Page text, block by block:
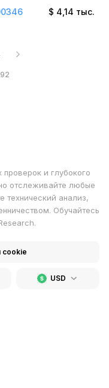
$ 4,14 тыс.
проверок и глубокого
отслеживайте любые
технический анализ,
Обучайтесь
cookie
USD